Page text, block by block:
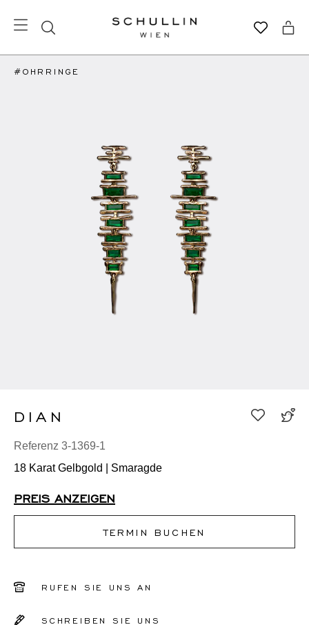
#OHRRINGE
DIAN
Referenz 3-1369-1
18 Karat Gelbgold | Smaragde
PREIS ANZEIGEN
TERMIN BUCHEN
RUFEN SIE UNS AN
SCHREIBEN SIE UNS